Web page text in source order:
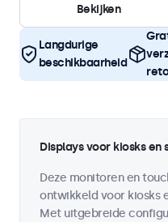
Bekijken
Langdurige
beschikbaarheid
Displays voor kiosks en
Deze monitoren en
ontwikkeld voor kiosks
Met uitgebreide